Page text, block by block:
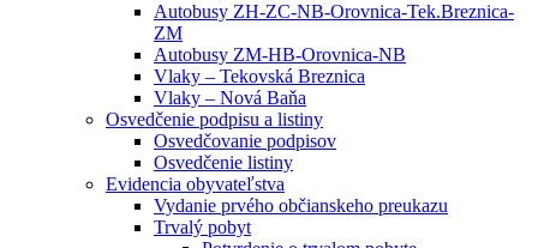
Autobusy ZH-ZC-NB-Orovnica-Tek.Breznica-
ZM
Autobusy ZM-HB-Orovnica-NB
Vlaky – Tekovská Breznica
Vlaky – Nová Baňa
Osvedčenie podpisu a listiny
Osvedčovanie podpisov
Osvedčenie listiny
Evidencia obyvateľstva
Vydanie prvého občianskeho preukazu
Trvalý pobyt